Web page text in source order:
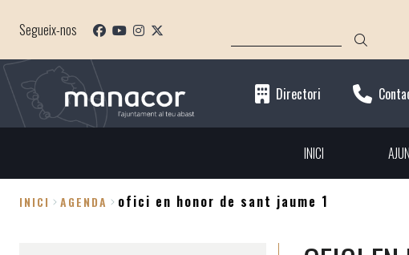
Segueix-nos
Directori
INICI
INICI AGENDA ofici en honor de sant jaume 1